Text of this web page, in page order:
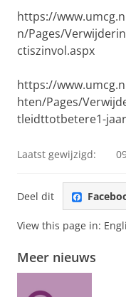
https://
n/Pages/
ctiszinvol.aspx
https://
hten/Pages/
tleidttotbetere1-
Laatst gewijzigd:
Deel dit
View this page in:
Meer nieuws